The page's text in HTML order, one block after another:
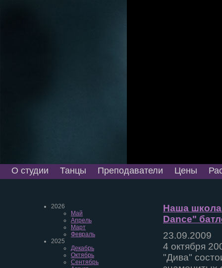
О студии Танцы Преподаватели Цены
2026
Май
Апрель
Март
Февраль
2025
Декабрь
Октябрь
Сентябрь
Наша школа
Dance"
23.09.2009
4 октября
"Дива"